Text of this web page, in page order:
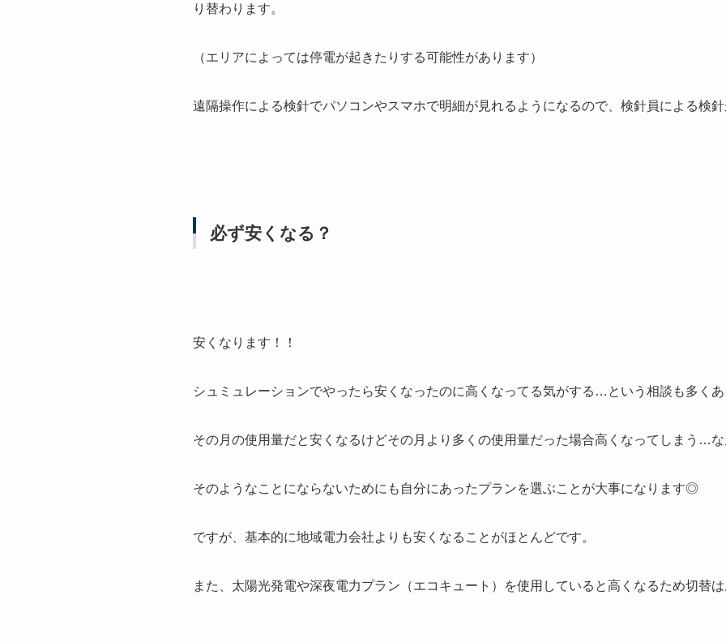
り替わります。
（エリアによっては停電が起きたりする可能性があります）
遠隔操作による検針でパソコンやスマホで明細が見れるようになるので、検針員による検針
必ず安くなる？
安くなります！！
シュミュレーションでやったら安くなったのに高くなってる気がする…という相談も多くあ
その月の使用量だと安くなるけどその月より多くの使用量だった場合高くなってしまう…な
そのようなことにならないためにも自分にあったプランを選ぶことが大事になります◎
ですが、基本的に地域電力会社よりも安くなることがほとんどです。
また、太陽光発電や深夜電力プラン（エコキュート）を使用していると高くなるため切替は